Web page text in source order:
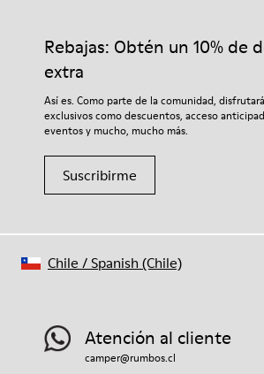
Rebajas: Obtén un 10% de
extra
Así es. Como parte de la comunidad,
exclusivos como descuentos, acceso
eventos y mucho, mucho más.
Suscribirme
Atención al cliente
camper@rumbos.cl
Chile /Spanish (Chile)